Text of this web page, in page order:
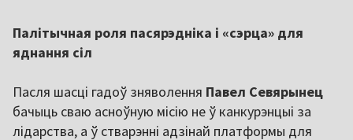
Палітычная роля пасярэдніка і «сэрца» для
яднання сіл
Пасля шасці гадоў зняволення Павел Севярынец
бачыць сваю асноўную місію не ў канкурэнцыі за
лідарства, а ў стварэнні адзінай платформы для